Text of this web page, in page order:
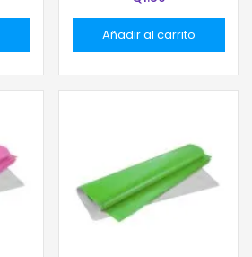
Añadir al carrito